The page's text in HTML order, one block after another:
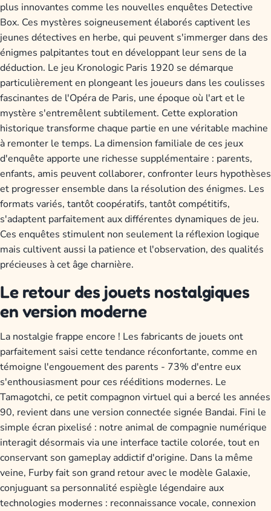
plus innovantes comme les nouvelles enquêtes Detective
Box. Ces mystères soigneusement élaborés captivent les
jeunes détectives en herbe, qui peuvent s'immerger dans des
énigmes palpitantes tout en développant leur sens de la
déduction. Le jeu Kronologic Paris 1920 se démarque
particulièrement en plongeant les joueurs dans les coulisses
fascinantes de l'Opéra de Paris, une époque où l'art et le
mystère s'entremêlent subtilement. Cette exploration
historique transforme chaque partie en une véritable machine
à remonter le temps. La dimension familiale de ces jeux
d'enquête apporte une richesse supplémentaire : parents,
enfants, amis peuvent collaborer, confronter leurs hypothèses
et progresser ensemble dans la résolution des énigmes. Les
formats variés, tantôt coopératifs, tantôt compétitifs,
s'adaptent parfaitement aux différentes dynamiques de jeu.
Ces enquêtes stimulent non seulement la réflexion logique
mais cultivent aussi la patience et l'observation, des qualités
précieuses à cet âge charnière.
Le retour des jouets nostalgiques
en version moderne
La nostalgie frappe encore ! Les fabricants de jouets ont
parfaitement saisi cette tendance réconfortante, comme en
témoigne l'engouement des parents - 73% d'entre eux
s'enthousiasment pour ces rééditions modernes. Le
Tamagotchi, ce petit compagnon virtuel qui a bercé les années
90, revient dans une version connectée signée Bandai. Fini le
simple écran pixelisé : notre animal de compagnie numérique
interagit désormais via une interface tactile colorée, tout en
conservant son gameplay addictif d'origine. Dans la même
veine, Furby fait son grand retour avec le modèle Galaxie,
conjuguant sa personnalité espiègle légendaire aux
technologies modernes : reconnaissance vocale, connexion